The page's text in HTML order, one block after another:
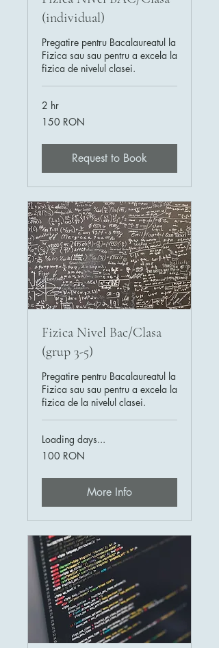
(individual)
Pregatire pentru Bacalaureatul la
Fizica sau sau pentru a excela la
fizica de nivelul clasei.
2 hr
150
de
150 RON
Request to Book
Fizica Nivel Bac/Clasa
(grup 3-5)
Pregatire pentru Bacalaureatul la
Fizica sau sau pentru a excela la
fizica de la nivelul clasei.
Loading days...
100
de
100 RON
More Info